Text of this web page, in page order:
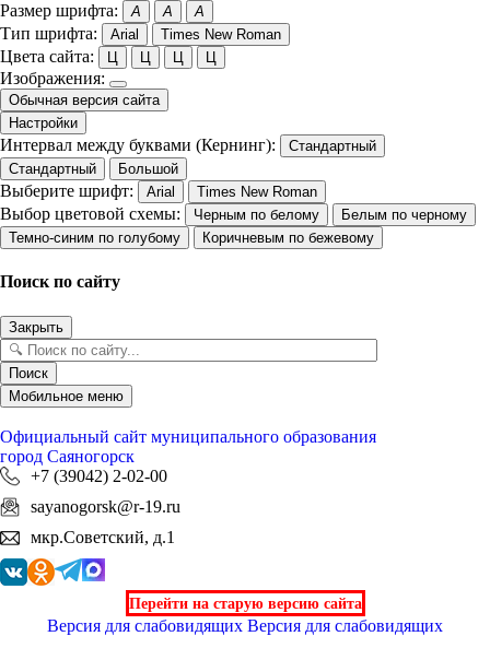
Размер шрифта: A A A
Тип шрифта: Arial Times New Roman
Цвета сайта: Ц Ц Ц Ц
Изображения:
Обычная версия сайта
Настройки
Интервал между буквами (Кернинг):
Стандартный
Стандартный
Большой
Выберите шрифт: Arial Times New Roman
Выбор цветовой схемы: Черным по белому
Белым по черному
Темно-синим по голубому
Коричневым по бежевому
Поиск по сайту
Закрыть
Поиск
Мобильное меню
Официальный сайт муниципального образования
город Саяногорск
+7 (39042) 2-02-00
sayanogorsk@r-19.ru
мкр.Советский, д.1
Перейти на старую версию сайта
Версия для слабовидящих Версия для слабовидящих